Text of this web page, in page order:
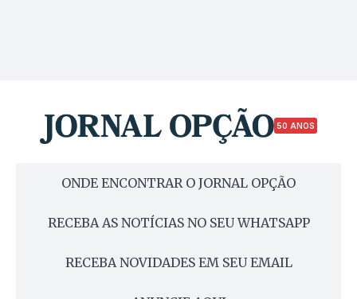
50 ANOS
ONDE ENCONTRAR O JORNAL OPÇÃO
RECEBA AS NOTÍCIAS NO SEU WHATSAPP
RECEBA NOVIDADES EM SEU EMAIL